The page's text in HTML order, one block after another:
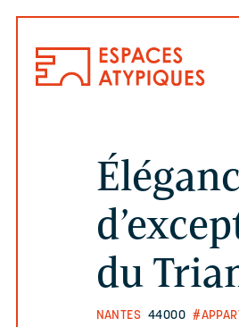
du
NANTES 44000